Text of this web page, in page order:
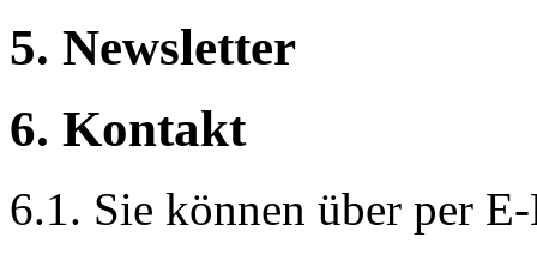
5. Newsletter
6. Kontakt
6.1. Sie können über per